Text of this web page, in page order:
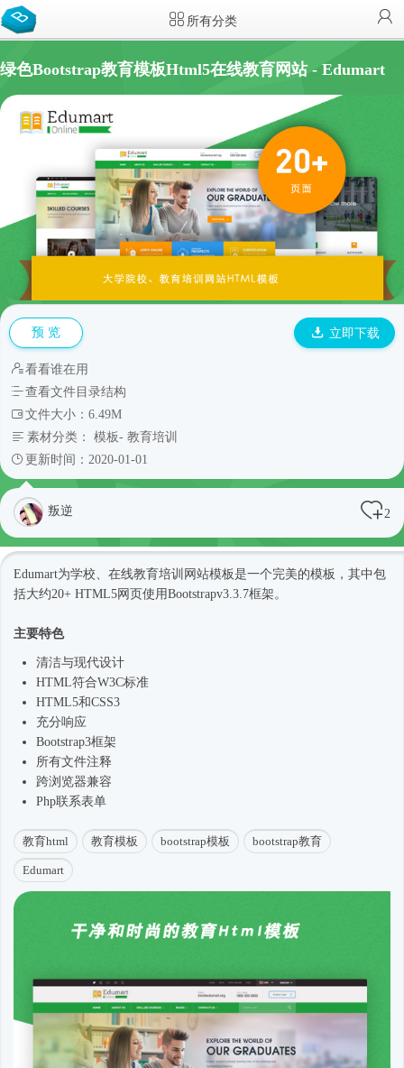
所有分类
绿色Bootstrap教育模板Html5在线教育网站 - Edumart
预 览 立即下载
看看谁在用
查看文件目录结构
文件大小：6.49M
素材分类： 模板- 教育培训
更新时间：2020-01-01
叛逆 2
Edumart为学校、在线教育培训 网站模板是一个完美的模板，其中包
括大约20+ HTML5网页使用Bootstrapv3.3.7框架。
主要特色
清洁与现代设计
HTML符合W3C标准
HTML5和CSS3
充分响应
Bootstrap3框架
所有文件注释
跨浏览器兼容
Php联系表单
教育html 教育模板 bootstrap模板 bootstrap教育
Edumart